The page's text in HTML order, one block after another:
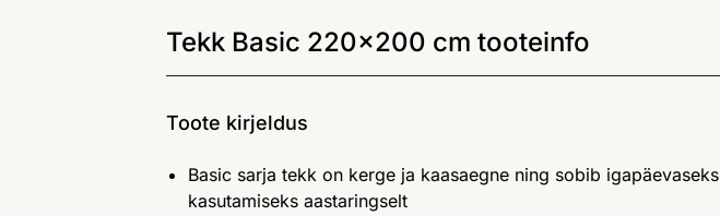
Tekk Basic 220x200 cm tooteinfo
Toote kirjeldus
Basic sarja tekk on kerge ja kaasaegne ning sobib igapäevaseks
kasutamiseks aastaringselt